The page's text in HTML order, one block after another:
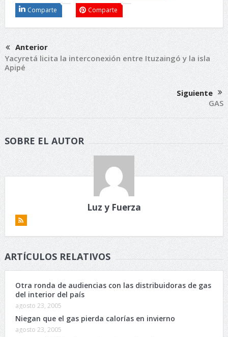
Comparte Comparte
Anterior
Yacyretá licita la interconexión entre Ituzaingó y la isla
Apipé
Siguiente
GAS
SOBRE EL AUTOR
Luz y Fuerza
ARTÍCULOS RELATIVOS
Otra ronda de audiencias con las distribuidoras de gas
del interior del país
agosto 23, 2005
Niegan que el gas pierda calorías en invierno
agosto 23, 2005